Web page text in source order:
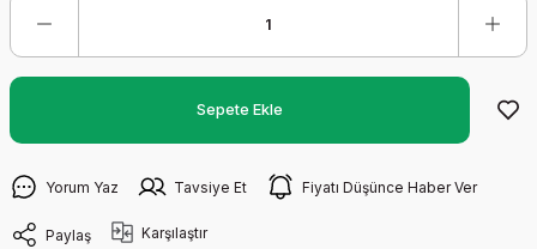
Sepete Ekle
Yorum Yaz Tavsiye Et Fiyatı Düşünce Haber Ver
Paylaş Karşılaştır